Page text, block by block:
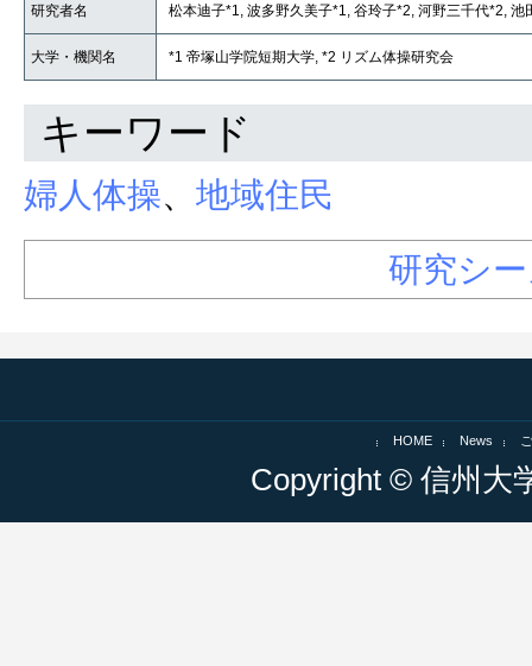
研究者名 松本迪子*1, 波多野久美子*1, 谷玲子*2, 河野三千代*2, 池
大学・機関名 *1 帝塚山学院短期大学, *2 リズム体操研究会
キーワード
婦人体操、 地域住民
研究シ
HOME News
Copyright © 信州大